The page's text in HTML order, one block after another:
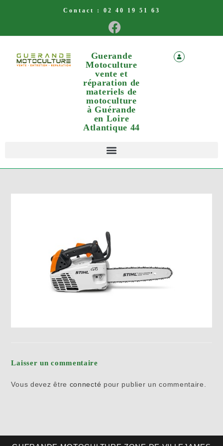
Contact : 02 40 19 51 63
Guerande
Motoculture
vente et
réparation de
materiels de
motoculture
à Guérande
en Loire
Atlantique 44
Laisser un commentaire
Vous devez être connecté pour publier un commentaire.